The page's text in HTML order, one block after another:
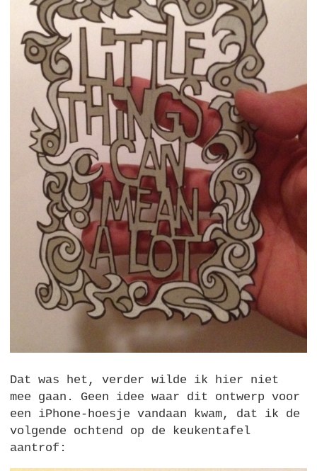
Dat was het, verder wilde ik hier niet
mee gaan. Geen idee waar dit ontwerp voor
een iPhone-hoesje vandaan kwam, dat ik de
volgende ochtend op de keukentafel
aantrof: